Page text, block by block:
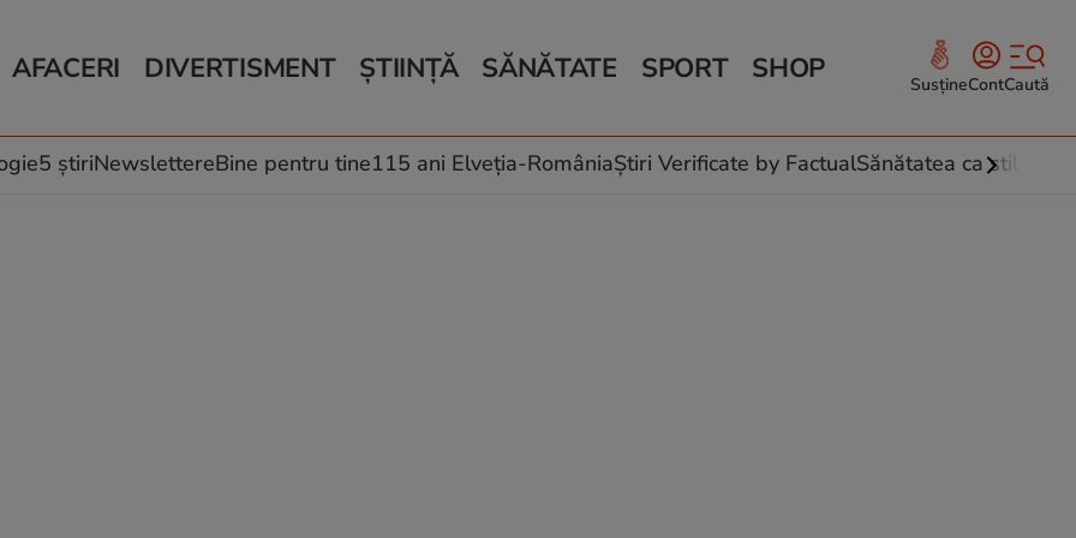
AFACERI
Auto
Locuri de muncă
DIVERTISMENT
Horoscop
Muzică și Filme
ȘTIINȚĂ
Schimbări climatice
SĂNĂTATE
Relații
Rețete culinare
SPORT SHOP SusțineContCaută
5 știriNewslettereBine pentru tine115 ani Elveția-RomâniaȘtiri Verificate by FactualSănătatea ca stil de